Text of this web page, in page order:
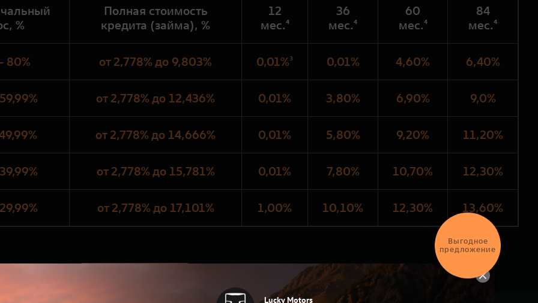
%
Полная стоимость
кредита (займа), %
12
мес.⁴
36
мес.⁴
60
мес.⁴
84
мес.⁴
80% от 2,778% до 9,803% 0,01%³ 0,01% 4,60% 6,40%
от 2,778% до 12,436% 0,01% 3,80% 6,90% 9,0%
от 2,778% до 14,666% 0,01% 5,80% 9,20% 11,20%
от 2,778% до 15,781% 0,01% 7,80% 10,70% 12,30%
от 2,778% до 17,101% 1,00% 10,10% 12,30% 13,60%
Lucky Motors
Выгодное
предложение